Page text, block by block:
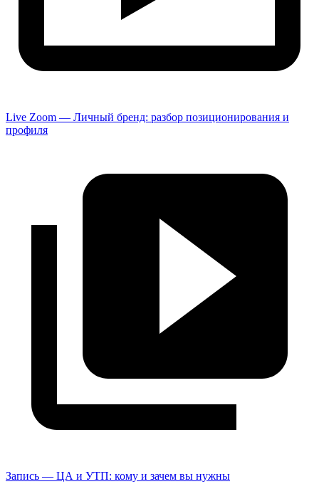
Live Zoom — Личный бренд: разбор позиционирования и
профиля
Запись — ЦА и УТП: кому и зачем вы нужны